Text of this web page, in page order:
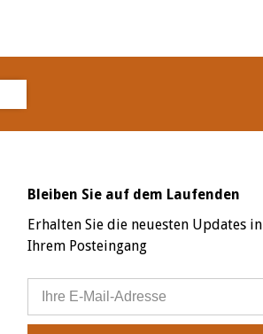
Bleiben Sie auf dem Laufenden
Erhalten Sie die neuesten Updates in
Ihrem Posteingang